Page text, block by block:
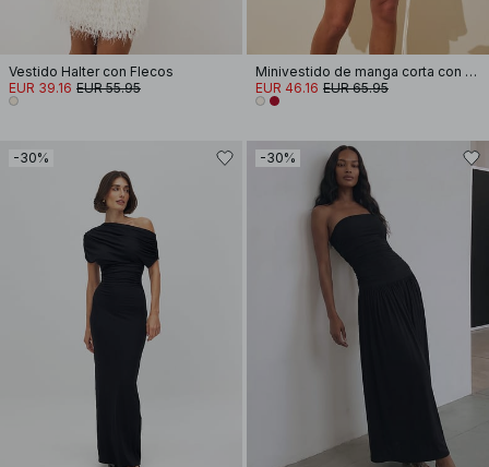
Vestido Halter con Flecos
EUR 39.16 EUR 55.95
Minivestido de manga corta con cintura atada
EUR 46.16 EUR 65.95
-30% -30%